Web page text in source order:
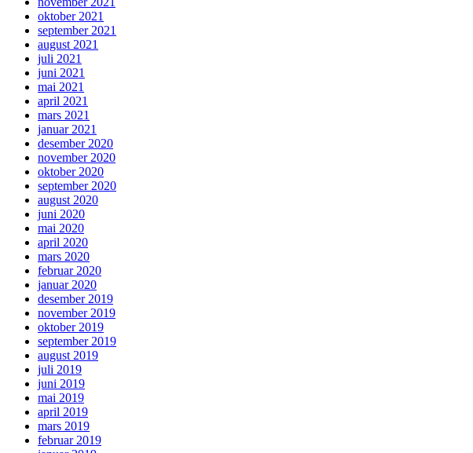
oktober 2021
september 2021
august 2021
juli 2021
juni 2021
mai 2021
april 2021
mars 2021
januar 2021
desember 2020
november 2020
oktober 2020
september 2020
august 2020
juni 2020
mai 2020
april 2020
mars 2020
februar 2020
januar 2020
desember 2019
november 2019
oktober 2019
september 2019
august 2019
juli 2019
juni 2019
mai 2019
april 2019
mars 2019
februar 2019